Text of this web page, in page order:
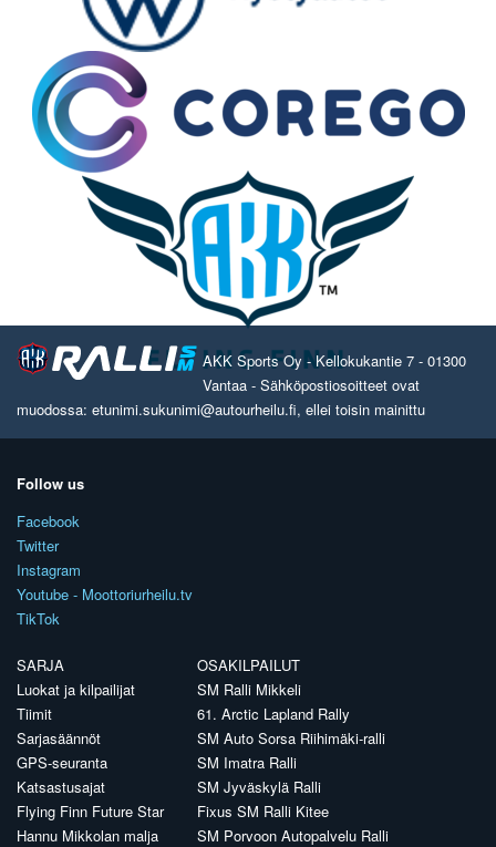
AKK Sports Oy - Kellokukantie 7 - 01300
Vantaa - Sähköpostiosoitteet ovat
muodossa: etunimi.sukunimi@autourheilu.fi, ellei toisin mainittu
Follow us
Facebook
Twitter
Instagram
Youtube - Moottoriurheilu.tv
TikTok
SARJA
Luokat ja kilpailijat
Tiimit
Sarjasäännöt
GPS-seuranta
Katsastusajat
Flying Finn Future Star
Hannu Mikkolan malja
OSAKILPAILUT
SM Ralli Mikkeli
61. Arctic Lapland Rally
SM Auto Sorsa Riihimäki-ralli
SM Imatra Ralli
SM Jyväskylä Ralli
Fixus SM Ralli Kitee
SM Porvoon Autopalvelu Ralli